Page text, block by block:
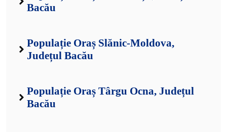
Bacău
Populație Oraș Slănic-Moldova,
Județul Bacău
Populație Oraș Târgu Ocna, Județul
Bacău